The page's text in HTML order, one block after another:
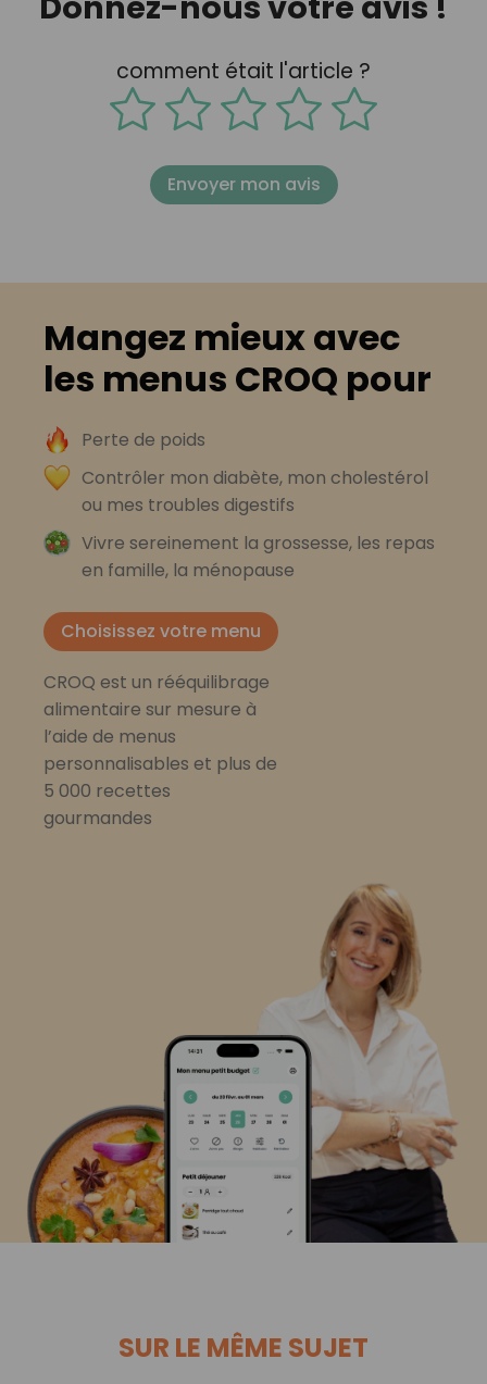
comment était l'article ?
Envoyer mon avis
Mangez mieux avec
les menus CROQ pour
Perte de poids
Contrôler mon diabète, mon cholestérol
ou mes troubles digestifs
Vivre sereinement la grossesse, les repas
en famille, la ménopause
Choisissez votre menu
CROQ est un rééquilibrage
alimentaire sur mesure à
l’aide de menus
personnalisables et plus de
5 000 recettes
gourmandes
SUR LE MÊME SUJET